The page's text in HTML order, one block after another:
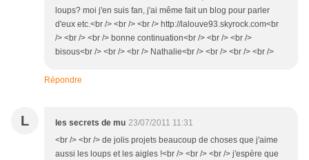
loups? moi j'en suis fan, j'ai même fait un blog pour parler
d'eux etc.<br /> <br /> <br /> http://lalouve93.skyrock.com<br
/> <br /> <br /> bonne continuation<br /> <br /> <br />
bisous<br /> <br /> <br /> Nathalie<br /> <br /> <br /> <br />
Répondre
L les secrets de mu 23/07/2011 11:31
<br /> <br /> de jolis projets beaucoup de choses que j'aime
aussi les loups et les aigles !<br /> <br /> <br /> j'espère que